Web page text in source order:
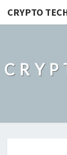
CRYPTO